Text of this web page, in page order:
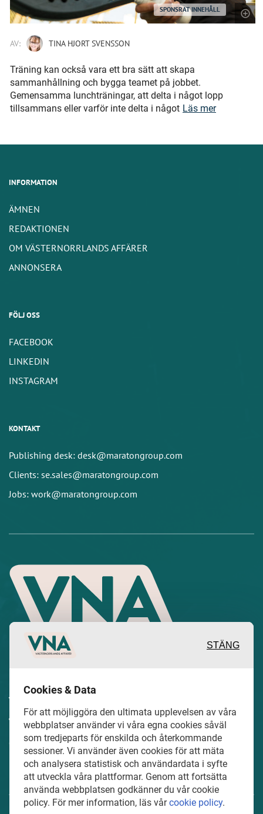
SPONSRAT INNEHÅLL
AV: TINA HJORT SVENSSON
Träning kan också vara ett bra sätt att skapa
sammanhållning och bygga teamet på jobbet.
Gemensamma lunchträningar, att delta i något lopp
tillsammans eller varför inte delta i något Läs mer
INFORMATION
ÄMNEN
REDAKTIONEN
OM VÄSTERNORRLANDS AFFÄRER
ANNONSERA
FÖLJ OSS
FACEBOOK
LINKEDIN
INSTAGRAM
KONTAKT
Publishing desk: desk@maratongroup.com
Clients: se.sales@maratongroup.com
Jobs: work@maratongroup.com
värdefulla berättelser och reportage
från och om det lokala näringslivet och
dess aktörer samt en hel del annan
läsvärt innehåll.
STÄNG
Cookies & Data
För att möjliggöra den ultimata upplevelsen av våra
webbplatser använder vi våra egna cookies såväl
som tredjeparts för enskilda och återkommande
sessioner. Vi använder även cookies för att mäta
och analysera statistisk och användardata i syfte
att utveckla våra plattformar. Genom att fortsätta
använda webbplatsen godkänner du vår cookie
policy. För mer information, läs vårcookie policy.